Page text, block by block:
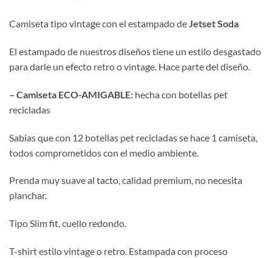
Camiseta tipo vintage con el estampado deJetset Soda
El estampado de nuestros diseños tiene un estilo desgastado
para darle un efecto retro o vintage. Hace parte del diseño.
– Camiseta ECO-AMIGABLE: hecha con botellas pet
recicladas
Sabias que con 12 botellas pet recicladas se hace 1 camiseta,
todos comprometidos con el medio ambiente.
Prenda muy suave al tacto, calidad premium, no necesita
planchar.
Tipo Slim fit, cuello redondo.
T-shirt estilo vintage o retro. Estampada con proceso